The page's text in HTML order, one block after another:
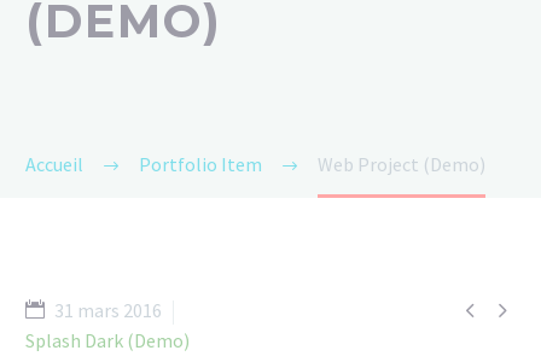
(DEMO)
Accueil Portfolio Item Web Project (Demo)
 
31 mars 2016
Splash Dark (Demo)